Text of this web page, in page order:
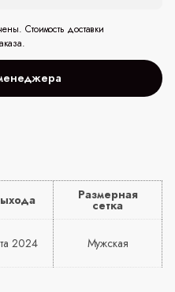
Стоимость доставки
Размерная
сетка
2024 Мужская